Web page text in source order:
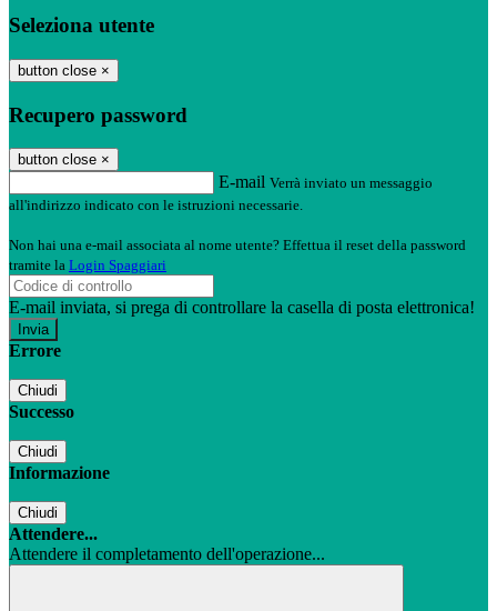
Seleziona utente
button close ×
Recupero password
button close ×
E-mail Verrà inviato un messaggio
all'indirizzo indicato con le istruzioni necessarie.
Non hai una e-mail associata al nome utente? Effettua il reset della password
tramite la Login Spaggiari
E-mail inviata, si prega di controllare la casella di posta elettronica!
Errore
Chiudi
Successo
Chiudi
Informazione
Chiudi
Attendere...
Attendere il completamento dell'operazione...